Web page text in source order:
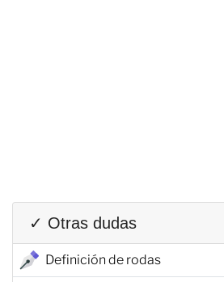
✓ Otras dudas
Definición de rodas